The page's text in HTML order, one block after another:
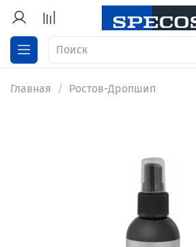
Главная Ростов-Дропшип